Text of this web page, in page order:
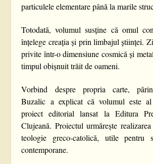
particulele elementare până la marile
Totodată, volumul susține că omul
înțelege creația și prin limbajul științei.
privite într-o dimensiune cosmică și
timpul obișnuit trăit de oameni.
Vorbind despre propria carte,
Buzalic a explicat că volumul este
proiect editorial lansat la Editura
Clujeană. Proiectul urmărește
teologie greco-catolică, utile pentru
contemporane.